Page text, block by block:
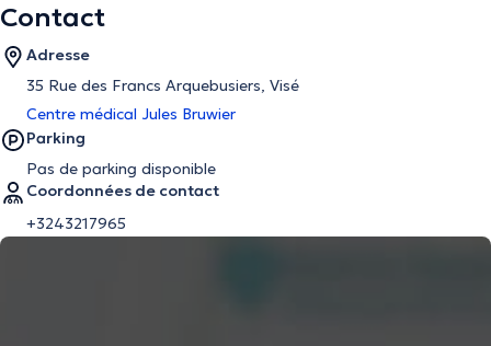
Contact
Adresse
35 Rue des Francs Arquebusiers, Visé
Centre médical Jules Bruwier
Parking
Pas de parking disponible
Coordonnées de contact
+3243217965